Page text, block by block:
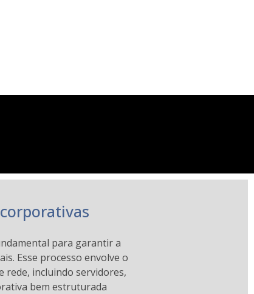
para garantir a
Esse processo envolve o
rede, incluindo servidores,
bem estruturada